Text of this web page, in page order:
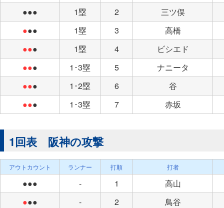
●●●
1塁 2
三ツ俣
●●● 1塁 3
高橋
●●● 1塁 4
ビシエド
●●● 1･3塁 5
ナニータ
●●● 1･2塁 6
谷
●●● 1･3塁 7 赤坂
1回表 阪神の攻撃
アウトカウント ランナー 打順 打者
●●● - 1
高山
●●● - 2
鳥谷